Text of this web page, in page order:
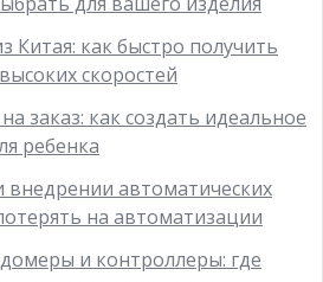
Китая: как быстро получить
скоростей
заказ: как создать идеальное
ребенка
автоматических
на автоматизации
и контроллеры: где